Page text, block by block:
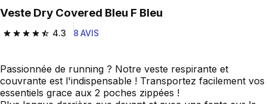
Veste Dry Covered Bleu F Bleu
4.3
4.3 out of 5 stars from 8 reviews
8 AVIS
Passionnée de running ? Notre veste respirante et
couvrante est l'indispensable ! Transportez facilement vos
essentiels grace aux 2 poches zippées !